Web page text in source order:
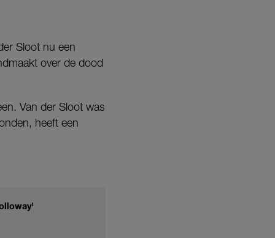
Sloot nu een
over de dood
Van der Sloot was
heeft een